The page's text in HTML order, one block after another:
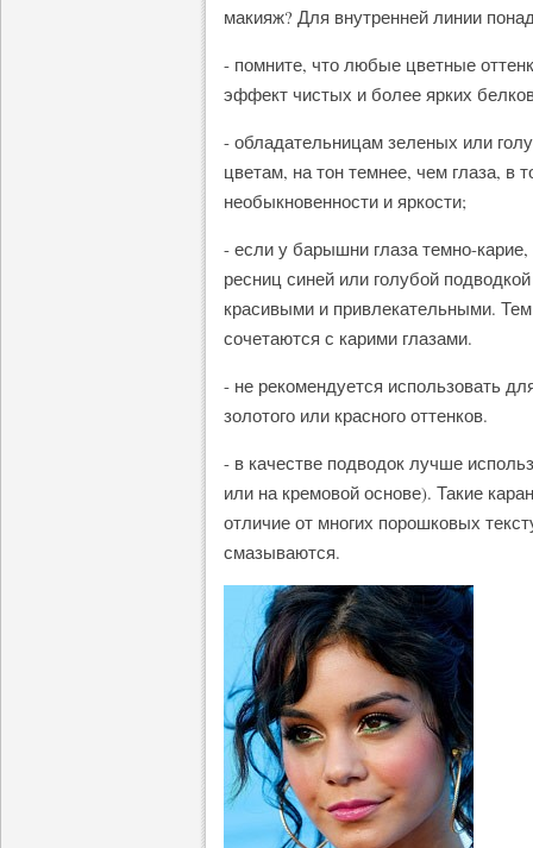
макияж? Для внутренней линии
- помните, что любые цветные
эффект чистых и более ярких
- обладательницам зеленых или
цветам, на тон темнее, чем глаза, в
необыкновенности и яркости;
- если у барышни глаза темно-
ресниц синей или голубой
красивыми и привлекательными.
сочетаются с карими глазами.
- не рекомендуется использовать
золотого или красного оттенков.
- в качестве подводок лучше
или на кремовой основе). Такие
отличие от многих порошковых
смазываются.